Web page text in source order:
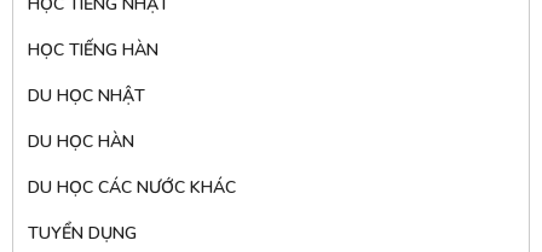
HỌC TIẾNG HÀN
DU HỌC NHẬT
DU HỌC HÀN
DU HỌC CÁC NƯỚC KHÁC
TUYỂN DỤNG